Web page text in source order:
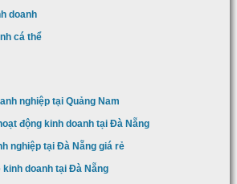
doanh
cá thể
nghiệp tại Quảng Nam
động kinh doanh tại Đà Nẵng
nghiệp tại Đà Nẵng giá rẻ
kinh doanh tại Đà Nẵng